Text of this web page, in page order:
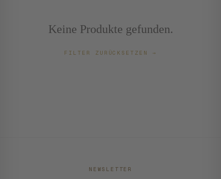
Keine Produkte gefunden.
FILTER ZURÜCKSETZEN →
NEWSLETTER